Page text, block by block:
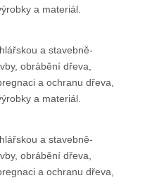
a materiál.
a stavebně-
obrábění dřeva,
a ochranu dřeva,
a materiál.
a stavebně-
obrábění dřeva,
a ochranu dřeva,